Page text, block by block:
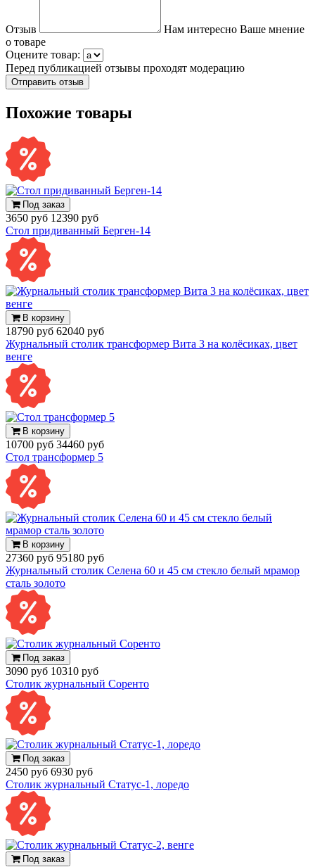
Отзыв
Нам интересно Ваше мнение
о товаре
Оцените товар:
Перед публикацией отзывы проходят модерацию
Похожие товары
Под заказ
3650 руб 12390 руб
Стол придиванный Берген-14
В корзину
18790 руб 62040 руб
Журнальный столик трансформер Вита 3 на колёсиках, цвет
венге
В корзину
10700 руб 34460 руб
Стол трансформер 5
В корзину
27360 руб 95180 руб
Журнальный столик Селена 60 и 45 см стекло белый мрамор
сталь золото
Под заказ
3090 руб 10310 руб
Столик журнальный Соренто
Под заказ
2450 руб 6930 руб
Столик журнальный Статус-1, лоредо
Под заказ